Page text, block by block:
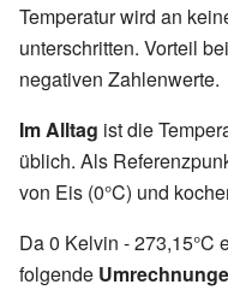
Temperatur wird an
unterschritten. Vorteil
negativen Zahlenwerte.
Im Alltag ist die
üblich. Als
von Eis (0°C) und
Da 0 Kelvin - 273,15°C
folgende